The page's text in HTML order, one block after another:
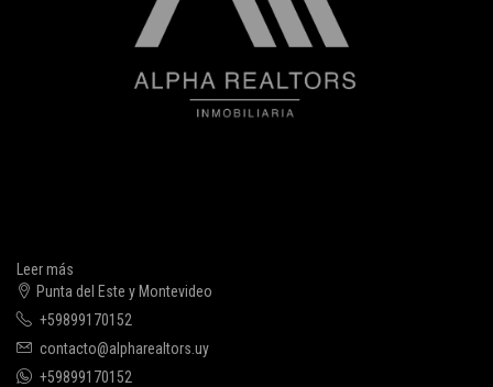
Leer más
Punta del Este y Montevideo
+59899170152
contacto@alpharealtors.uy
+59899170152